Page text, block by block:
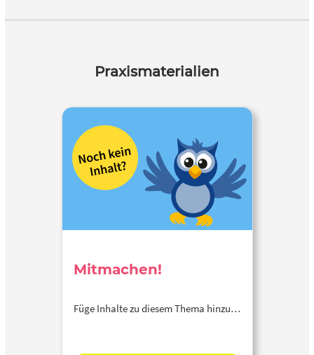
Praxismaterialien
Mitmachen!
Füge Inhalte zu diesem Thema hinzu…